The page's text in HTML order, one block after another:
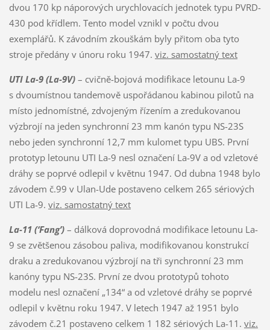
dvou 170 kp náporových urychlovacích jednotek typu PVRD-
430 pod křídlem. Tento model vznikl v počtu dvou
exemplářů. K závodním zkouškám byly přitom oba tyto
stroje předány v únoru roku 1947. viz. samostatný text
UTI La-9 (La-9V)– cvičně-bojová modifikace letounu La-9
s dvoumístnou tandemově uspořádanou kabinou pilotů na
místo jednomístné, zdvojeným řízením a zredukovanou
výzbrojí na jeden synchronní 23 mm kanón typu NS-23S
nebo jeden synchronní 12,7 mm kulomet typu UBS. První
prototyp letounu UTI La-9 nesl označení La-9V a od vzletové
dráhy se poprvé odlepil v květnu 1947. Od dubna 1948 bylo
závodem č.99 v Ulan-Ude postaveno celkem 265 sériových
UTI La-9. viz. samostatný text
La-11 (‘Fang’)– dálková doprovodná modifikace letounu La-
9 se zvětšenou zásobou paliva, modifikovanou konstrukcí
draku a zredukovanou výzbrojí na tři synchronní 23 mm
kanóny typu NS-23S. První ze dvou prototypů tohoto
modelu nesl označení „134“ a od vzletové dráhy se poprvé
odlepil v květnu roku 1947. V letech 1947 až 1951 bylo
závodem č.21 postaveno celkem 1 182 sériových La-11. viz.